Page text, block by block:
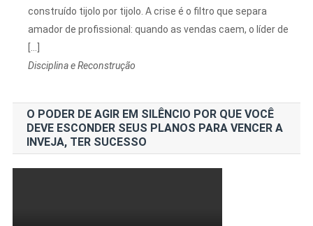
construído tijolo por tijolo. A crise é o filtro que separa
amador de profissional: quando as vendas caem, o líder de
[…]
Disciplina e Reconstrução
O PODER DE AGIR EM SILÊNCIO POR QUE VOCÊ
DEVE ESCONDER SEUS PLANOS PARA VENCER A
INVEJA, TER SUCESSO